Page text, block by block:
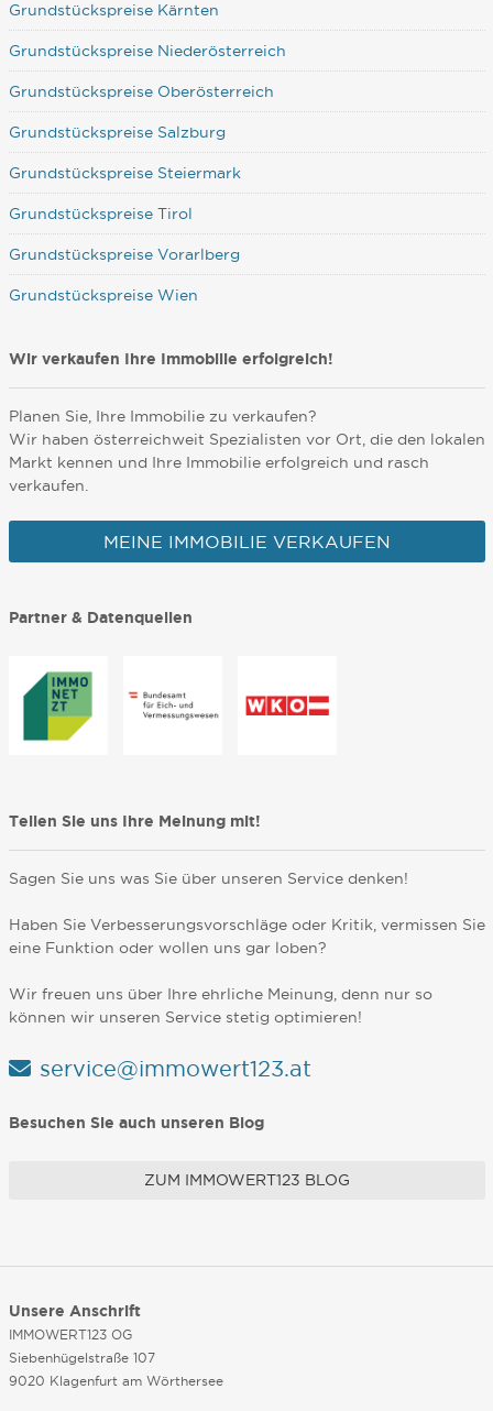
Grundstückspreise Kärnten
Grundstückspreise Niederösterreich
Grundstückspreise Oberösterreich
Grundstückspreise Salzburg
Grundstückspreise Steiermark
Grundstückspreise Tirol
Grundstückspreise Vorarlberg
Grundstückspreise Wien
Wir verkaufen Ihre Immobilie erfolgreich!
Planen Sie, Ihre Immobilie zu verkaufen?
Wir haben österreichweit Spezialisten vor Ort, die den lokalen
Markt kennen und Ihre Immobilie erfolgreich und rasch
verkaufen.
MEINE IMMOBILIE VERKAUFEN
Partner & Datenquellen
Teilen Sie uns Ihre Meinung mit!
Sagen Sie uns was Sie über unseren Service denken!
Haben Sie Verbesserungsvorschläge oder Kritik, vermissen Sie
eine Funktion oder wollen uns gar loben?
Wir freuen uns über Ihre ehrliche Meinung, denn nur so
können wir unseren Service stetig optimieren!
service@immowert123.at
Besuchen Sie auch unseren Blog
ZUM IMMOWERT123 BLOG
Unsere Anschrift
IMMOWERT123 OG
Siebenhügelstraße 107
9020 Klagenfurt am Wörthersee